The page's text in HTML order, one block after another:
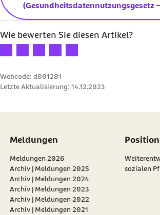
(Gesundheitsdatennutzungsgesetz –
Wie bewerten Sie diesen Artikel?
Ihre Bewertung: 1 Stern
Ihre Bewertung: 2 Sterne
Ihre Bewertung: 3 Sterne
Ihre Bewertung: 4 Sterne
Ihre Bewertung: 5 Sterne
Webcode: d001281
Letzte Aktualisierung: 14.12.2023
Meldungen
Meldungen 2026
Archiv | Meldungen 2025
Archiv | Meldungen 2024
Archiv | Meldungen 2023
Archiv | Meldungen 2022
Archiv | Meldungen 2021
sozialen